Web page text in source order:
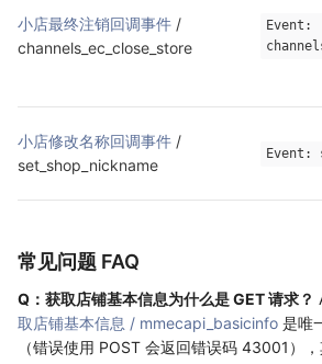
小店最终注销回调事件 /
channels_ec_close_store
Event:
小店修改名称回调事件 /
set_shop_nickname
Event:
常见问题 FAQ
Q：获取店铺基本信息为什么是 GET 请求？
取店铺基本信息 / mmecapi_basicinfo 是唯
（错误使用 POST 会返回错误码 43001）